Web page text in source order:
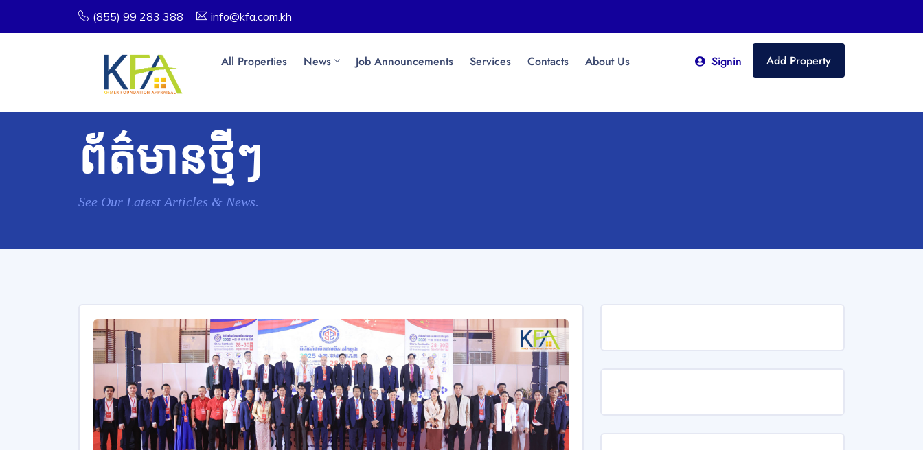
(855) 99 283 388 info@kfa.com.kh
All Properties News Job Announcements Services Contacts About Us Signin Add Property
ព័ត៌មានថ្មីៗ
See Our Latest Articles & News.